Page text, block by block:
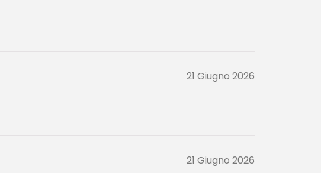
21 Giugno 2026
21 Giugno 2026